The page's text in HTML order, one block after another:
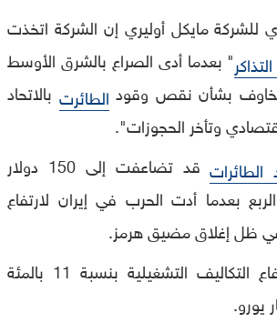
للشركة مايكل أوليري إن الشركة اتخذت
" بعدما أدى الصراع بالشرق الأوسط
بشأن نقص وقود الطائرت بالاتحاد
وتأخر الحجوزات".
قد تضاعفت إلى 150 دولار
بعدما أدت الحرب في إيران لارتفاع
في ظل إغلاق مضيق هرمز.
وأدى ذلك إلى ارتفاع التكاليف التشغيلية بنسبة 11 بالمئة